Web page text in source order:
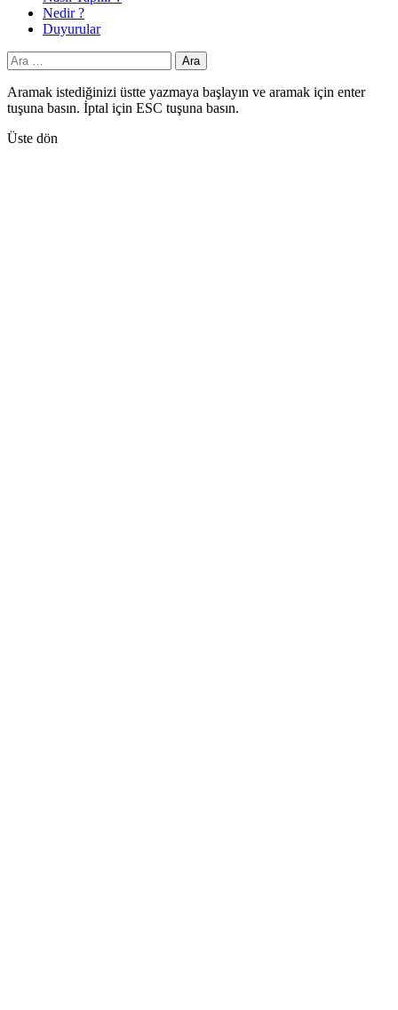
Nedir ?
Duyurular
Arama:
Aramak istediğinizi üstte yazmaya başlayın ve aramak için enter
tuşuna basın. İptal için ESC tuşuna basın.
Üste dön